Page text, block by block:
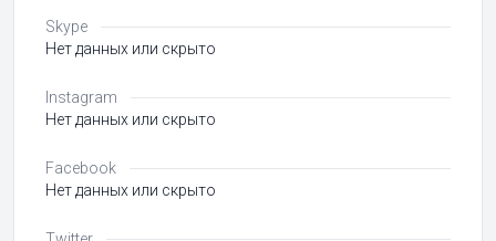
Skype
Нет данных или скрыто
Instagram
Нет данных или скрыто
Facebook
Нет данных или скрыто